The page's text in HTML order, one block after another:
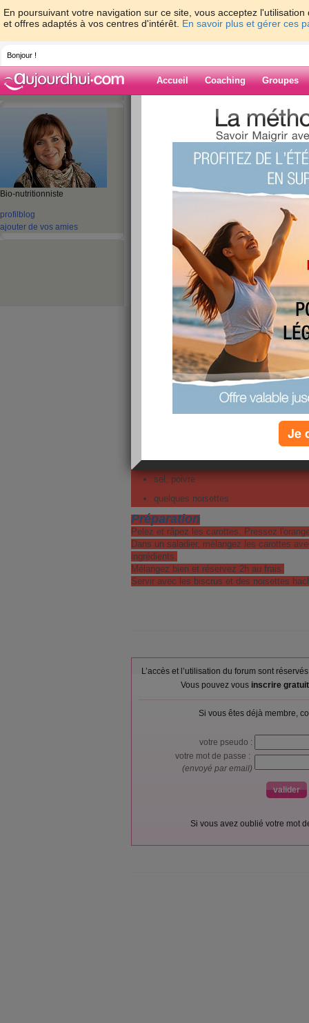
En poursuivant votre navigation sur ce site, vous acceptez
et offres adaptés à vos centres d'intérêt. En savoir plus et gérer ces
Bonjour !
Accueil Coaching Groupes
Bio-nutritionniste
profil blog
ajouter de vos amies
> MarionKaplan >
Blog de
salade de
Une recette deOdélices, un peu modifiée.
C'est une bonne salade vitaminée que
betteraves et carottes", bien
Ingrédients
pour 2 personnes
300 g de carottes
1 orange
3 cuillerées à soupe d'huile de colza
1 pincée de cannelle en poudre (que
1 pincée de curcuma en poudre (2
sel, poivre
quelques noisettes
Préparation
Pelez et râpez les carottes. Pressez
Dans un saladier, mélangez les carottes
ingrédients.
Mélangez bien et réservez 2h au frais.
Servir avec les biscrus et des noisettes
L’accès et l’utilisation du forum sont
Vous pouvez vous inscrire
Si vous êtes déjà membre,
votre pseudo :
votre mot de passe :
(envoyé par email)
Si vous avez oublié votre mot
Je